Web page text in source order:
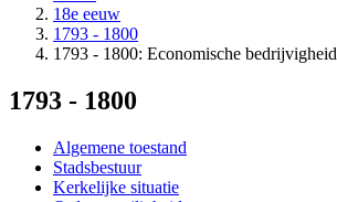
18e eeuw
1793 - 1800
1793 - 1800: Economische bedrijvigheid
1793 - 1800
Algemene toestand
Stadsbestuur
Kerkelijke situatie